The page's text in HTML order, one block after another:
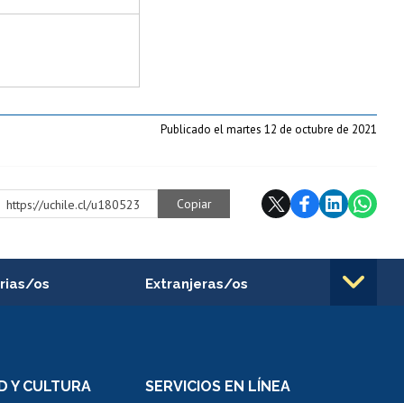
Publicado el martes 12 de octubre de 2021
https://uchile.cl/u180523 Copiar
os
interna
Extranjeras/os
Movilidad Estudiantil
Y CULTURA SERVICIOS EN LÍNEA